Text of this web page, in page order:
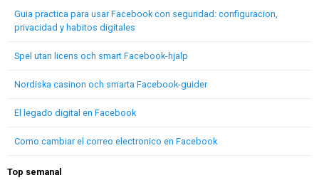
Guia practica para usar Facebook con seguridad: configuracion,
privacidad y habitos digitales
Spel utan licens och smart Facebook-hjalp
Nordiska casinon och smarta Facebook-guider
El legado digital en Facebook
Como cambiar el correo electronico en Facebook
Top semanal